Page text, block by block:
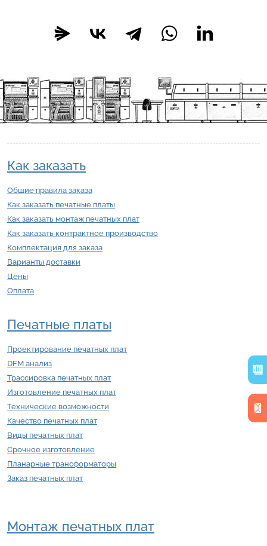
Как заказать
Общие правила заказа
Как заказать печатные платы
Как заказать монтаж печатных плат
Как заказать контрактное производство
Комплектация для заказа
Варианты доставки
Цены
Оплата
Печатные платы
Проектирование печатных плат
DFM анализ
Трассировка печатных плат
Изготовление печатных плат
Технические возможности
Качество печатных плат
Виды печатных плат
Срочное изготовление
Планарные трансформаторы
Заказ печатных плат
Монтаж печатных плат